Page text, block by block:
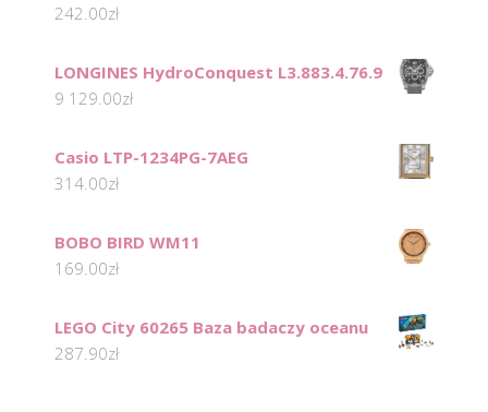
242.00zł
LONGINES HydroConquest L3.883.4.76.9
9 129.00zł
Casio LTP-1234PG-7AEG
314.00zł
BOBO BIRD WM11
169.00zł
LEGO City 60265 Baza badaczy oceanu
287.90zł